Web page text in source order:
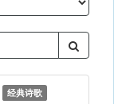
经典诗歌